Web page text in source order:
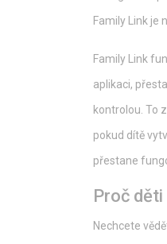
Family Link je
Family Link
aplikaci,
kontrolou. To
pokud dítě
přestane
Proč
Nechcete